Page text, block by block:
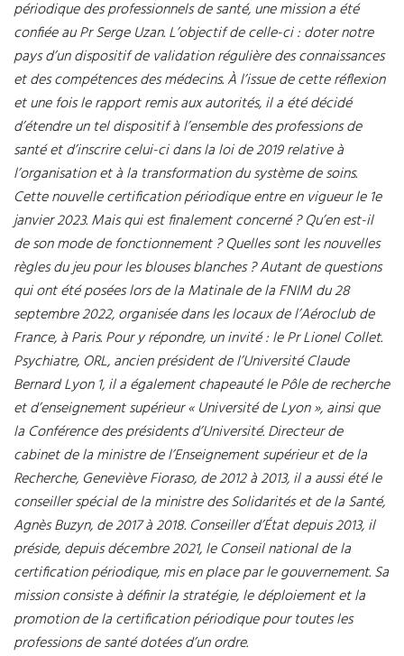
périodique des professionnels de santé, une mission a été
confiée au Pr Serge Uzan. L’objectif de celle-ci : doter notre
pays d’un dispositif de validation régulière des connaissances
et des compétences des médecins. À l’issue de cette réflexion
et une fois le rapport remis aux autorités, il a été décidé
d’étendre un tel dispositif à l’ensemble des professions de
santé et d’inscrire celui-ci dans la loi de 2019 relative à
l’organisation et à la transformation du système de soins.
Cette nouvelle certification périodique entre en vigueur le 1e
janvier 2023. Mais qui est finalement concerné ? Qu’en est-il
de son mode de fonctionnement ? Quelles sont les nouvelles
règles du jeu pour les blouses blanches ? Autant de questions
qui ont été posées lors de la Matinale de la FNIM du 28
septembre 2022, organisée dans les locaux de l’Aéroclub de
France, à Paris. Pour y répondre, un invité : le Pr Lionel Collet.
Psychiatre, ORL, ancien président de l’Université Claude
Bernard Lyon 1, il a également chapeauté le Pôle de recherche
et d’enseignement supérieur « Université de Lyon », ainsi que
la Conférence des présidents d’Université. Directeur de
cabinet de la ministre de l’Enseignement supérieur et de la
Recherche, Geneviève Fioraso, de 2012 à 2013, il a aussi été le
conseiller spécial de la ministre des Solidarités et de la Santé,
Agnès Buzyn, de 2017 à 2018. Conseiller d’État depuis 2013, il
préside, depuis décembre 2021, le Conseil national de la
certification périodique, mis en place par le gouvernement. Sa
mission consiste à définir la stratégie, le déploiement et la
promotion de la certification périodique pour toutes les
professions de santé dotées d’un ordre.